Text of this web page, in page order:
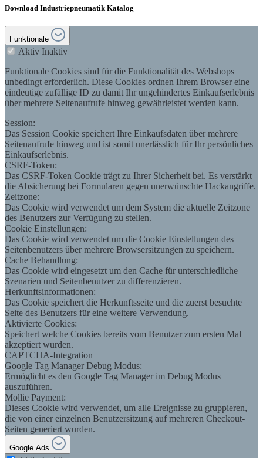
Download Industriepneumatik Katalog
Funktionale
Aktiv Inaktiv
Funktionale Cookies sind für die Funktionalität des Webshops
unbedingt erforderlich. Diese Cookies ordnen Ihrem Browser eine
eindeutige zufällige ID zu damit Ihr ungehindertes Einkaufserlebnis
über mehrere Seitenaufrufe hinweg gewährleistet werden kann.
Session:
Das Session Cookie speichert Ihre Einkaufsdaten über mehrere
Seitenaufrufe hinweg und ist somit unerlässlich für Ihr persönliches
Einkaufserlebnis.
CSRF-Token:
Das CSRF-Token Cookie trägt zu Ihrer Sicherheit bei. Es verstärkt
die Absicherung bei Formularen gegen unerwünschte Hackangriffe.
Zeitzone:
Das Cookie wird verwendet um dem System die aktuelle Zeitzone
des Benutzers zur Verfügung zu stellen.
Cookie Einstellungen:
Das Cookie wird verwendet um die Cookie Einstellungen des
Seitenbenutzers über mehrere Browsersitzungen zu speichern.
Cache Behandlung:
Das Cookie wird eingesetzt um den Cache für unterschiedliche
Szenarien und Seitenbenutzer zu differenzieren.
Herkunftsinformationen:
Das Cookie speichert die Herkunftsseite und die zuerst besuchte
Seite des Benutzers für eine weitere Verwendung.
Aktivierte Cookies:
Speichert welche Cookies bereits vom Benutzer zum ersten Mal
akzeptiert wurden.
CAPTCHA-Integration
Google Tag Manager Debug Modus:
Ermöglicht es den Google Tag Manager im Debug Modus
auszuführen.
Mollie Payment:
Dieses Cookie wird verwendet, um alle Ereignisse zu gruppieren,
die von einer einzelnen Benutzersitzung auf mehreren Checkout-
Seiten generiert wurden.
Google Ads